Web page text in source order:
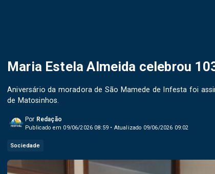
Maria Estela Almeida celebrou
Aniversário da moradora de São Mamede de Infesta foi
de Matosinhos.
Por Redação
Publicado em 09/06/2026 08:59 • Atualizado 09/06/2026 09:02
Sociedade